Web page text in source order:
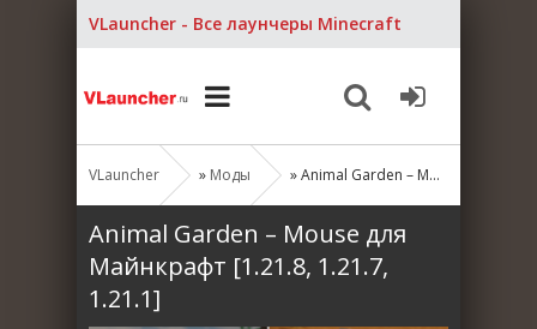
VLauncher - Все лаунчеры Minecraft
VLauncher » Моды » Animal Garden – Mouse для Майнкрафт [1.21.8, 1.21.7, 1.21.1]
Animal Garden – Mouse для
Майнкрафт [1.21.8, 1.21.7,
1.21.1]